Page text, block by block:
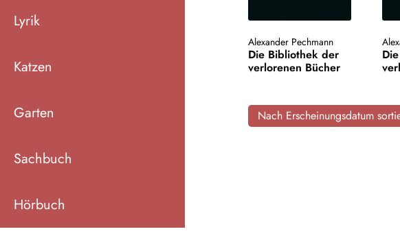
Lyrik
Katzen
Garten
Sachbuch
Hörbuch
Alexander Pechmann
Die Bibliothek der
verlorenen Bücher
Nach Erscheinungsdatum